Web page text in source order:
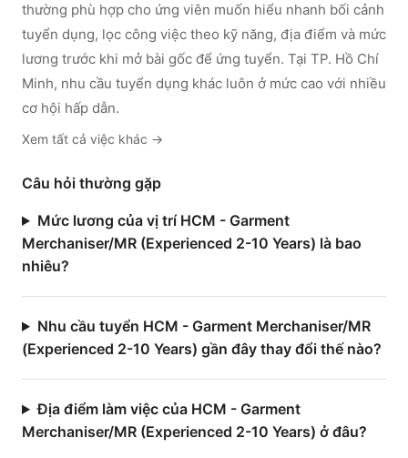
thường phù hợp cho ứng viên muốn hiểu nhanh bối cảnh
tuyển dụng, lọc công việc theo kỹ năng, địa điểm và mức
lương trước khi mở bài gốc để ứng tuyển. Tại TP. Hồ Chí
Minh, nhu cầu tuyển dụng khác luôn ở mức cao với nhiều
cơ hội hấp dẫn.
Xem tất cả việc khác →
Câu hỏi thường gặp
Mức lương của vị trí HCM - Garment
Merchaniser/MR (Experienced 2-10 Years) là bao
nhiêu?
Nhu cầu tuyển HCM - Garment Merchaniser/MR
(Experienced 2-10 Years) gần đây thay đổi thế nào?
Địa điểm làm việc của HCM - Garment
Merchaniser/MR (Experienced 2-10 Years) ở đâu?